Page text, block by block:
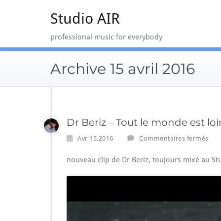
Studio AIR
professional music for everybody
Archive 15 avril 2016
Dr Beriz – Tout le monde est
Avr 15,2016 Commentaires fermés
r
r
nouveau clip de Dr Beriz, toujours mixé au